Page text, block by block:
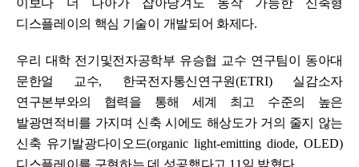
이보다 더 나아가 잡아당겨도 동작 가능한 신축형
디스플레이의 핵심 기술이 개발되어 화제다.
우리 대학 전기및전자공학부 유승협 교수 연구팀이 동아대
문한얼 교수, 한국전자통신연구원(ETRI) 실감소자
연구본부와의 협력을 통해 세계 최고 수준의 높은
발광면적비를 가지며 신축 시에도 해상도가 거의 줄지 않는
신축 유기발광다이오드(organic light-emitting diode, OLED)